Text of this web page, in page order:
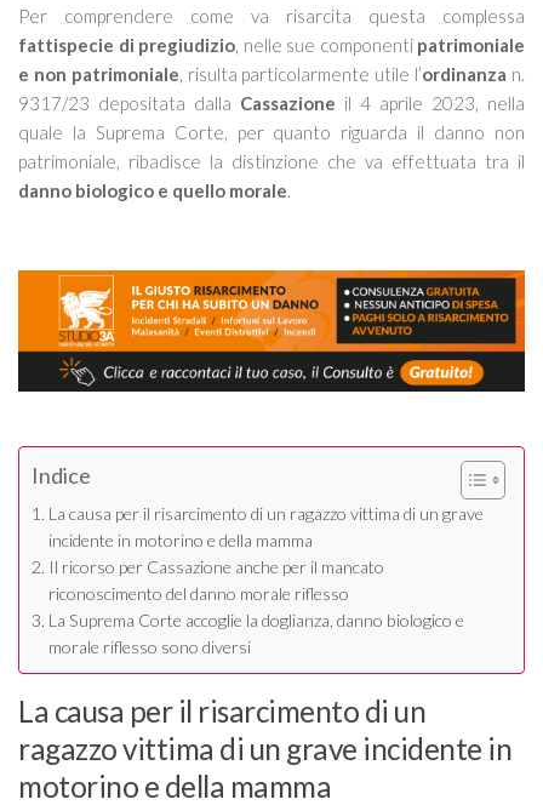
Per comprendere come va risarcita questa complessa
fattispecie di pregiudizio, nelle sue componenti patrimoniale
e non patrimoniale, risulta particolarmente utile l’ordinanza n.
9317/23 depositata dalla Cassazione il 4 aprile 2023, nella
quale la Suprema Corte, per quanto riguarda il danno non
patrimoniale, ribadisce la distinzione che va effettuata tra il
danno biologico e quello morale.
Indice
La causa per il risarcimento di un ragazzo vittima di un grave
incidente in motorino e della mamma
Il ricorso per Cassazione anche per il mancato
riconoscimento del danno morale riflesso
La Suprema Corte accoglie la doglianza, danno biologico e
morale riflesso sono diversi
La causa per il risarcimento di un
ragazzo vittima di un grave incidente in
motorino e della mamma